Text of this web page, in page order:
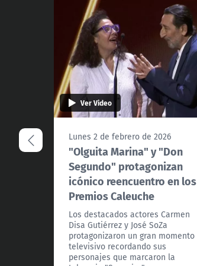
Ver Video
Lunes 2 de febrero de 2026
"Olguita Marina" y "Don
Segundo" protagonizan
icónico reencuentro en los
Premios Caleuche
Los destacados actores Carmen
Disa Gutiérrez y José SoZa
protagonizaron un gran momento
televisivo recordando sus
personajes que marcaron la